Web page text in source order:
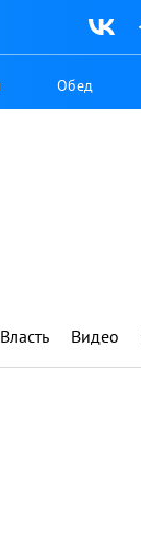
Обед
Власть Видео